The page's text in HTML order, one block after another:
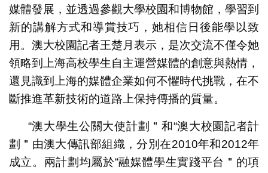
媒體發展，並透過參觀大學校園和博物館，學習到
新的講解方式和導賞技巧，她相信日後能學以致
用。澳大校園記者王楚月表示，是次交流不僅令她
領略到上海高校學生自主運營媒體的創意與熱情，
還見識到上海的媒體企業如何不懼時代挑戰，在不
斷推進革新技術的道路上保持傳播的質量。
“澳大學生公關大使計劃＂和“澳大校園記者計
劃＂由澳大傳訊部組織，分別在2010年和2012年
成立。兩計劃均屬於“融媒體學生實踐平台＂的項